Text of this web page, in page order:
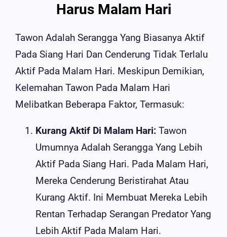
Harus Malam Hari
Tawon Adalah Serangga Yang Biasanya Aktif
Pada Siang Hari Dan Cenderung Tidak Terlalu
Aktif Pada Malam Hari. Meskipun Demikian,
Kelemahan Tawon Pada Malam Hari
Melibatkan Beberapa Faktor, Termasuk:
Kurang Aktif Di Malam Hari: Tawon
Umumnya Adalah Serangga Yang Lebih
Aktif Pada Siang Hari. Pada Malam Hari,
Mereka Cenderung Beristirahat Atau
Kurang Aktif. Ini Membuat Mereka Lebih
Rentan Terhadap Serangan Predator Yang
Lebih Aktif Pada Malam Hari.